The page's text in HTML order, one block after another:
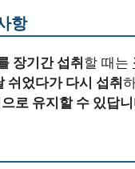
항
장기간 섭취 할 때는
쉬었다가 다시 섭취
로 유지할 수 있답